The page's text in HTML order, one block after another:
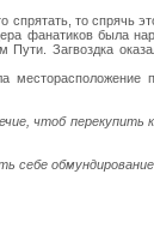
то спрячь
фанатиков была
Загвоздка
чтоб перекупить
себе обмундирование